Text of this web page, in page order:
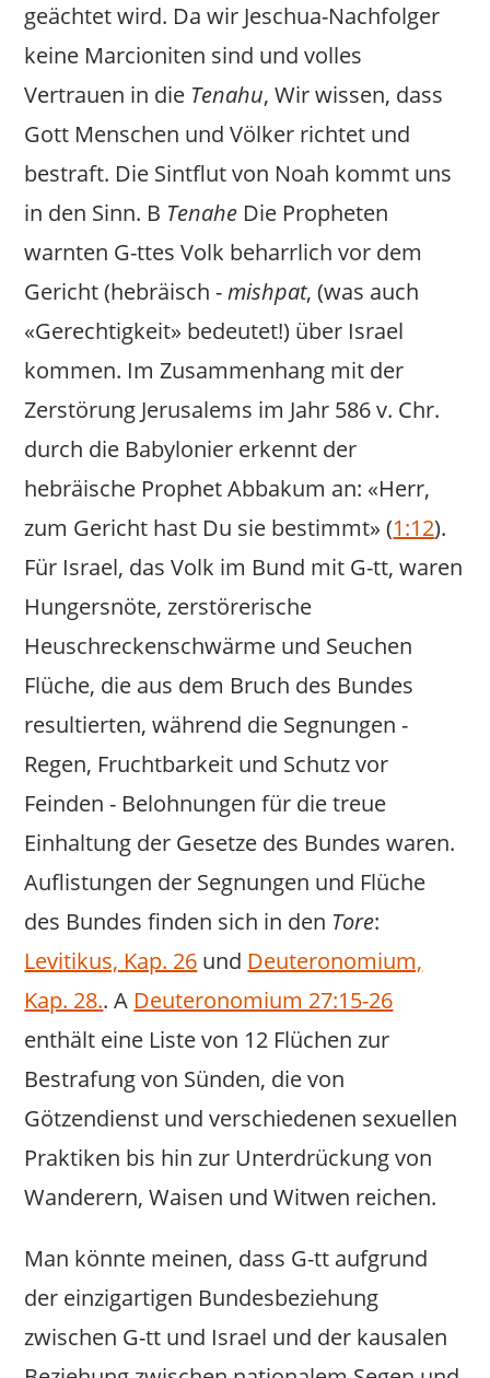
geächtet wird. Da wir Jeschua-Nachfolger
keine Marcioniten sind und volles
Vertrauen in die Tenahu, Wir wissen, dass
Gott Menschen und Völker richtet und
bestraft. Die Sintflut von Noah kommt uns
in den Sinn. В Tenahe Die Propheten
warnten G-ttes Volk beharrlich vor dem
Gericht (hebräisch -mishpat, (was auch
«Gerechtigkeit» bedeutet!) über Israel
kommen. Im Zusammenhang mit der
Zerstörung Jerusalems im Jahr 586 v. Chr.
durch die Babylonier erkennt der
hebräische Prophet Abbakum an: «Herr,
zum Gericht hast Du sie bestimmt» (1:12).
Für Israel, das Volk im Bund mit G-tt, waren
Hungersnöte, zerstörerische
Heuschreckenschwärme und Seuchen
Flüche, die aus dem Bruch des Bundes
resultierten, während die Segnungen -
Regen, Fruchtbarkeit und Schutz vor
Feinden - Belohnungen für die treue
Einhaltung der Gesetze des Bundes waren.
Auflistungen der Segnungen und Flüche
des Bundes finden sich in den Tore:
Levitikus, Kap. 26 und Deuteronomium,
Kap. 28.. А Deuteronomium 27:15-26
enthält eine Liste von 12 Flüchen zur
Bestrafung von Sünden, die von
Götzendienst und verschiedenen sexuellen
Praktiken bis hin zur Unterdrückung von
Wanderern, Waisen und Witwen reichen.
Man könnte meinen, dass G-tt aufgrund
der einzigartigen Bundesbeziehung
zwischen G-tt und Israel und der kausalen